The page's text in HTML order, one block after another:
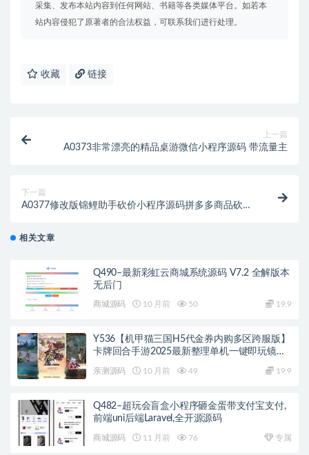
采集、发布本站内容到任何网站、书籍等各类媒体平台。如若本
站内容侵犯了原著者的合法权益，可联系我们进行处理。
收藏 链接
上一篇
A0373非常漂亮的精品桌游微信小程序源码 带流量主
下一篇
A0377修改版锦鲤助手砍价小程序源码拼多多商品砍价
相关文章
Q490–最新彩虹云商城系统源码 V7.2 全解版本
无后门
商城源码 10 月前 50 19.9
Y536【机甲猫三国H5代金券内购多区跨服版】
卡牌回合手游2025最新整理单机一键即玩镜像
端+Linux手工服务端+管理后台+运维后台+教程
亲测源码 10 月前 49 19.9
Q482–超玩会盲盒小程序砸金蛋带支付宝支付,
前端uni后端Laravel,全开源源码
商城源码 11 月前 76 专属